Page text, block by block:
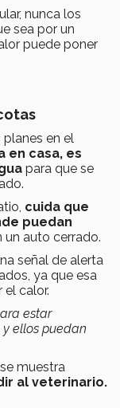
nunca los
sea por un
puede poner
planes en el
en casa, es
para que se
cuida que
puedan
un auto cerrado.
señal de alerta
ya que esa
calor.
estar
ellos puedan
muestra
al veterinario.